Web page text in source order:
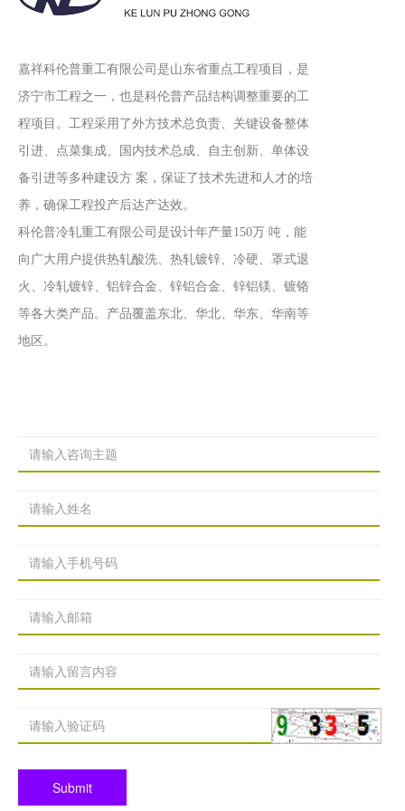
嘉祥科伦普重工有限公司是山东省重点工程项目，是
济宁市工程之一，也是科伦普产品结构调整重要的工
程项目。工程采用了外方技术总负责、关键设备整体
引进、点菜集成、国内技术总成、自主创新、单体设
备引进等多种建设方 案，保证了技术先进和人才的培
养，确保工程投产后达产达效。
科伦普冷轧重工有限公司是设计年产量150万 吨，能
向广大用户提供热轧酸洗、热轧镀锌、冷硬、罩式退
火、冷轧镀锌、铝锌合金、锌铝合金、锌铝镁、镀铬
等各大类产品。产品覆盖东北、华北、华东、华南等
地区。
Submit